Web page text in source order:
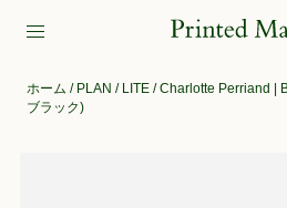
ホーム / PLAN / LITE/ Charlotte Perriand |
ブラック)